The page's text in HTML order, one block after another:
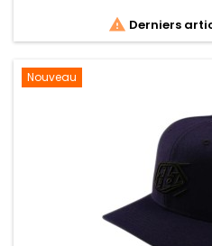
 Derniers
Nouveau